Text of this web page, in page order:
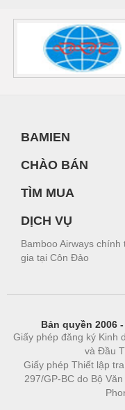
BAMIEN
CHÀO BÁN
TÌM MUA
DỊCH VỤ
Bamboo Airways
gia tại Côn Đảo
Bản quyền 2006
Giấy phép đăng ký Kinh
và Đầu
Giấy phép Thiết lập
297/GP-BC do Bộ